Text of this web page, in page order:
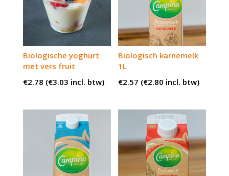
Biologische yoghurt
met vers fruit
€2.78 (€3.03 incl. btw)
Biologisch karnemelk
1L
€2.57 (€2.80 incl. btw)